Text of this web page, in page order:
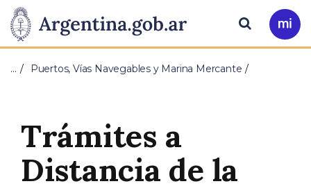
Presidencia
de
Nación
Pasar al contenido principal
Ir
a
Buscar
… Puertos, Vías Navegables y Marina Mercante
Trámites a
Distancia de la